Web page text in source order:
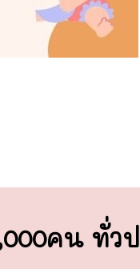
คน ทั่ว